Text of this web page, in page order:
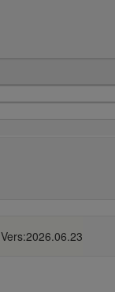
Vers:2026.06.23